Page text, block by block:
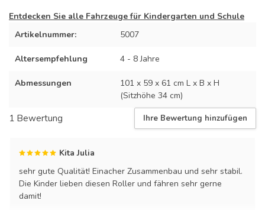
Entdecken Sie alle Fahrzeuge für Kindergarten und Schule
Artikelnummer:
5007
Altersempfehlung 4 - 8 Jahre
Abmessungen
101 x 59 x 61 cm L x B x H
(Sitzhöhe 34 cm)
1 Bewertung Ihre Bewertung hinzufügen
Kita Julia
sehr gute Qualität! Einacher Zusammenbau und sehr stabil.
Die Kinder lieben diesen Roller und fähren sehr gerne
damit!